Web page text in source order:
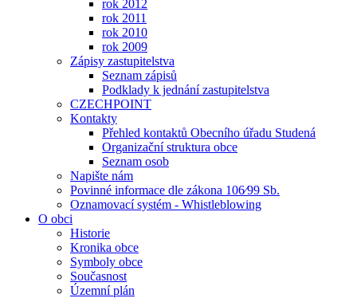
rok 2012
rok 2011
rok 2010
rok 2009
Zápisy zastupitelstva
Seznam zápisů
Podklady k jednání zastupitelstva
CZECHPOINT
Kontakty
Přehled kontaktů Obecního úřadu Studená
Organizační struktura obce
Seznam osob
Napište nám
Povinné informace dle zákona 106⁄99 Sb.
Oznamovací systém - Whistleblowing
O obci
Historie
Kronika obce
Symboly obce
Současnost
Územní plán